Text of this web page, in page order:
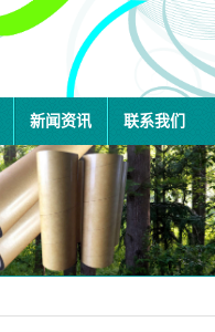
新闻资讯 联系我们